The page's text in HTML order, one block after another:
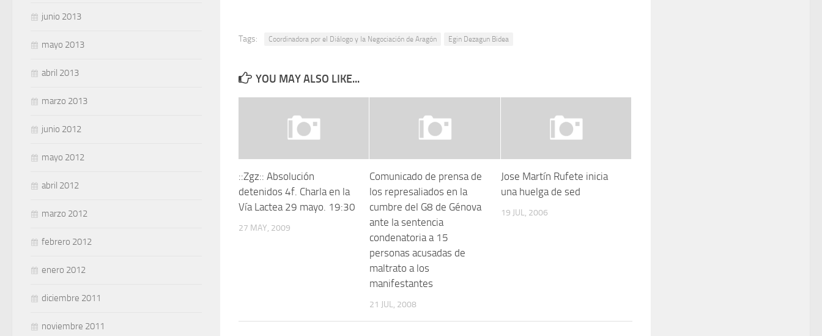
Tags: Coordinadora por el Diálogo y la Negociación de Aragón Egin Dezagun Bidea
YOU MAY ALSO LIKE...
::Zgz:: Absolución
detenidos 4f. Charla en la
Vía Lactea 29 mayo. 19:30
27 MAY, 2009
Comunicado de prensa de
los represaliados en la
cumbre del G8 de Génova
ante la sentencia
condenatoria a 15
personas acusadas de
maltrato a los
manifestantes
21 JUL, 2008
Jose Martín Rufete inicia
una huelga de sed
19 JUL, 2006
junio 2013
mayo 2013
abril 2013
marzo 2013
junio 2012
mayo 2012
abril 2012
marzo 2012
febrero 2012
enero 2012
diciembre 2011
noviembre 2011